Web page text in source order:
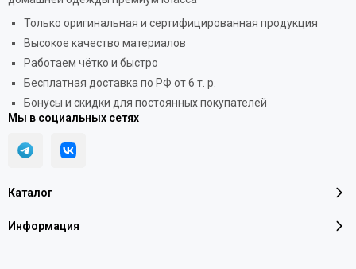
Каталог
Информация
Только оригинальная и сертифицированная продукция
Высокое качество материалов
Работаем чётко и быстро
Бесплатная доставка по РФ от 6 т. р.
Бонусы и скидки для постоянных покупателей
Мы в социальных сетях